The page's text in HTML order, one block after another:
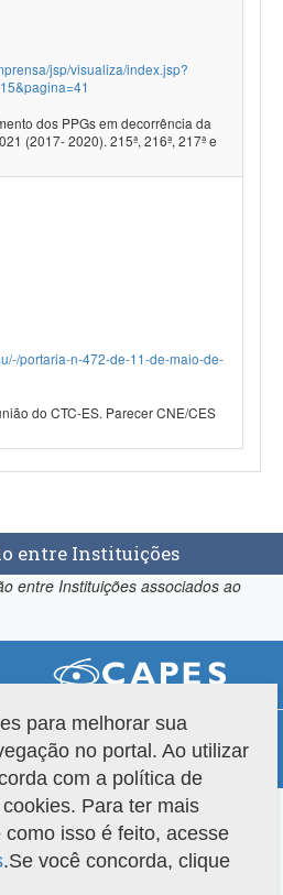
jsp/visualiza/index.jsp?
dos PPGs em decorrência da
(2017- 2020). 215ª, 216ª, 217ª e
portaria-n-472-de-11-de-maio-de-
do CTC-ES. Parecer CNE/CES
entre Instituições
entre Instituições associados ao
Copyright 2022 Capes. Todos os direitos reservados.
para melhorar sua
no portal. Ao utilizar
com a política de
Para ter mais
isso é feito, acesse
.Se você concorda, clique